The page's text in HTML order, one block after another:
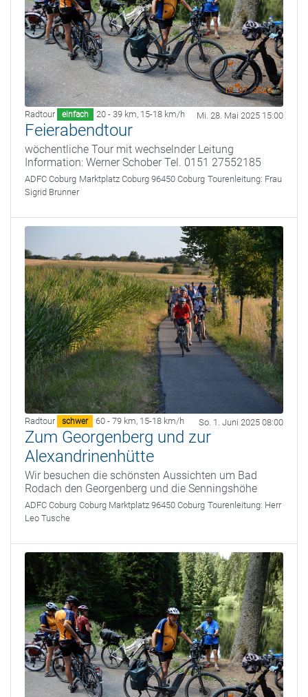
Radtour einfach 20 - 39 km, 15-18 km/h Mi. 28. Mai 2025 15:00
Feierabendtour
wöchentliche Tour mit wechselnder Leitung
Information: Werner Schober Tel. 0151 27552185
ADFC Coburg Marktplatz Coburg 96450 Coburg Tourenleitung: Frau
Sigrid Brunner
Radtour schwer 60 - 79 km, 15-18 km/h So. 1. Juni 2025 08:00
Zum Georgenberg und zur
Alexandrinenhütte
Wir besuchen die schönsten Aussichten um Bad
Rodach den Georgenberg und die Senningshöhe
ADFC Coburg Coburg Marktplatz 96450 Coburg Tourenleitung: Herr
Leo Tusche